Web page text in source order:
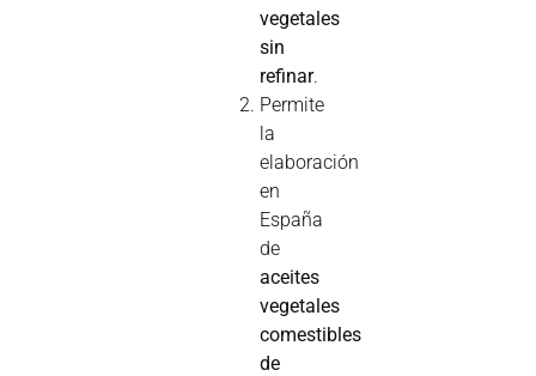
vegetales
sin
refinar.
Permite
la
elaboración
en
España
de
aceites
vegetales
comestibles
de